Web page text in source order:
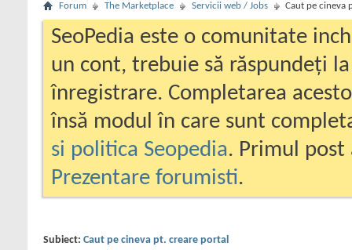
Forum The Marketplace Servicii web / Jobs Caut pe cineva
SeoPedia este o comunitate
un cont, trebuie să răspundeți
înregistrare. Completarea
însă modul în care sunt
si politica Seopedia. Primul
Prezentare forumisti.
Subiect: Caut pe cineva pt. creare portal